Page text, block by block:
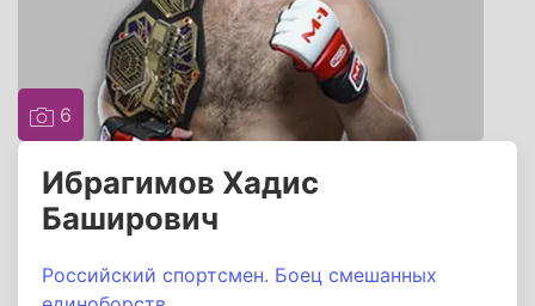
6
Ибрагимов Хадис
Баширович
Российский спортсмен. Боец смешанных